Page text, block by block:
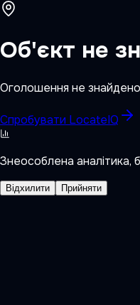
Об'єкт не
Оголошення не
Спробувати LocateIQ
Знеособлена аналітика,
Відхилити Прийняти